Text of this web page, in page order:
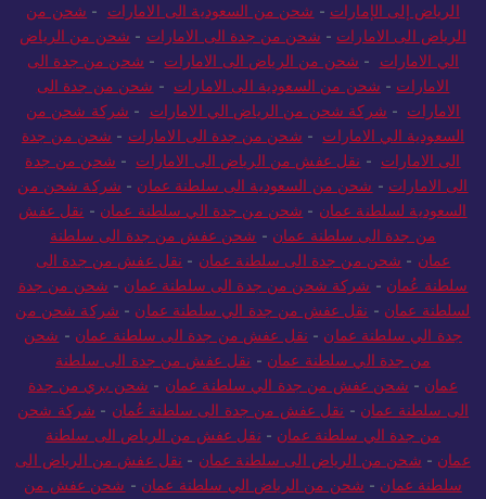
الرياض إلى الإمارات - شحن من السعودية الى الامارات - شحن من
الرياض الى الامارات - شحن من جدة الى الامارات - شحن من الرياض
الي الامارات - شحن من الرياض الى الامارات - شحن من جدة الى
الامارات - شحن من السعودية الى الامارات - شحن من جدة الى
الامارات - شركة شحن من الرياض الي الامارات - شركة شحن من
السعودية الي الامارات - شحن من جدة الى الامارات - شحن من جدة
الى الامارات - نقل عفش من الرياض الى الامارات - شحن من جدة
الى الامارات - شحن من السعودية الى سلطنة عمان - شركة شحن من
السعودية لسلطنة عمان - شحن من جدة الي سلطنة عمان - نقل عفش
من جدة الى سلطنة عمان - شحن عفش من جدة الى سلطنة
عمان - شحن من جدة الى سلطنة عمان - نقل عفش من جدة الى
سلطنة عُمان - شركة شحن من جدة الى سلطنة عمان - شحن من جدة
لسلطنة عمان - نقل عفش من جدة الي سلطنة عمان - شركة شحن من
جدة الي سلطنة عمان - نقل عفش من جدة الى سلطنة عمان - شحن
من جدة الي سلطنة عمان - نقل عفش من جدة الى سلطنة
عمان - شحن عفش من جدة الي سلطنة عمان - شحن بري من جدة
الى سلطنة عمان - نقل عفش من جدة الى سلطنة عُمان - شركة شحن
من جدة الي سلطنة عمان - نقل عفش من الرياض الى سلطنة
عمان - شحن من الرياض الى سلطنة عمان - نقل عفش من الرياض الى
سلطنة عمان - شحن من الرياض الي سلطنة عمان - شحن عفش من